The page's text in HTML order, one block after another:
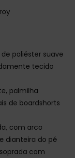
roy
poliéster suave
tecido
palmilha
de boardshorts
com arco
dianteira do pé
com